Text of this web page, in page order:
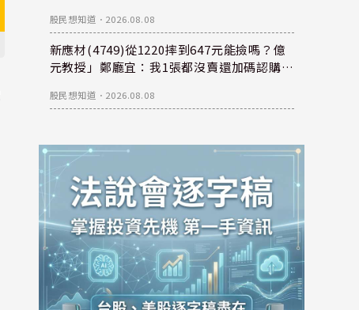
股民想知道 ． 2026.08.08
新應材(4749)從1220摔到647元能撿嗎？億
元教授」鄭廳宜：我1張都沒賣還加碼認購？
股民想知道 ． 2026.08.08